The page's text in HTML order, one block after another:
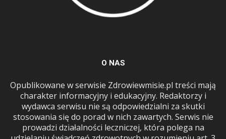
O NAS
Opublikowane w serwisie Zdrowiewmisie.pl treści mają
charakter informacyjny i edukacyjny. Redaktorzy i
wydawca serwisu nie są odpowiedzialni za skutki
stosowania się do porad w nich zawartych. Serwis nie
prowadzi działalności leczniczej, która polega na